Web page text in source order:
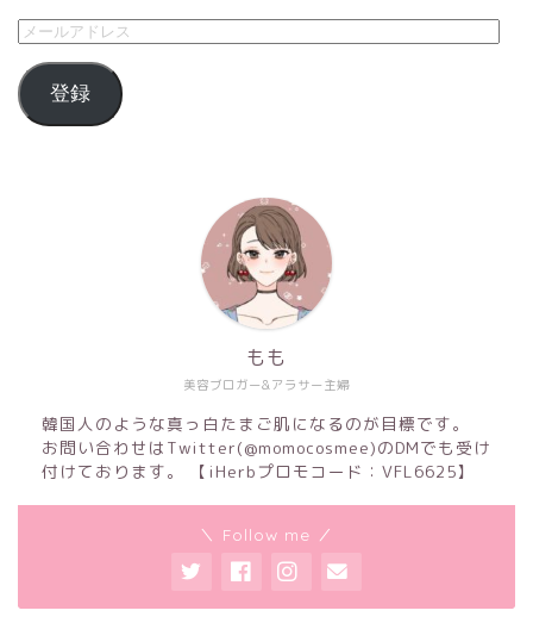
登録
美容ブロガー&アラサー主婦
もも
韓国人のような真っ白たまご肌になるのが目標です。
お問い合わせはTwitter(@momocosmee)のDMでも受け
付けております。 【iHerbプロモコード：VFL6625】
＼ Follow me ／